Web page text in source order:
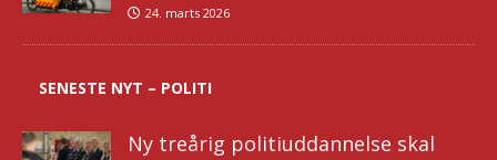
24. marts 2026
SENESTE NYT – POLITI
Ny treårig politiuddannelse skal